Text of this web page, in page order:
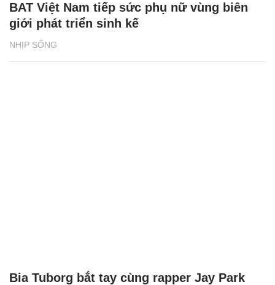
NHỊP SỐNG
BAT Việt Nam tiếp sức phụ nữ vùng biên
giới phát triển sinh kế
Bia Tuborg bắt tay cùng rapper Jay Park